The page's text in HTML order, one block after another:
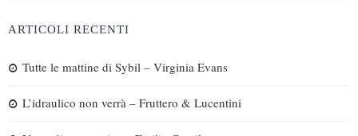
ARTICOLI RECENTI
Tutte le mattine di Sybil – Virginia Evans
L’idraulico non verrà – Fruttero & Lucentini